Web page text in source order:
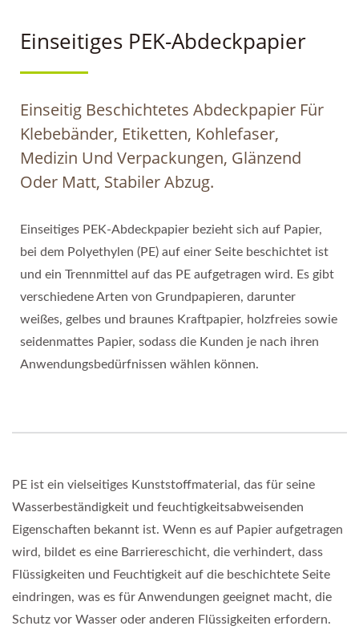
Einseitiges PEK-Abdeckpapier
Einseitig Beschichtetes Abdeckpapier Für
Klebebänder, Etiketten, Kohlefaser,
Medizin Und Verpackungen, Glänzend
Oder Matt, Stabiler Abzug.
Einseitiges PEK-Abdeckpapier bezieht sich auf Papier,
bei dem Polyethylen (PE) auf einer Seite beschichtet ist
und ein Trennmittel auf das PE aufgetragen wird. Es gibt
verschiedene Arten von Grundpapieren, darunter
weißes, gelbes und braunes Kraftpapier, holzfreies sowie
seidenmattes Papier, sodass die Kunden je nach ihren
Anwendungsbedürfnissen wählen können.
PE ist ein vielseitiges Kunststoffmaterial, das für seine
Wasserbeständigkeit und feuchtigkeitsabweisenden
Eigenschaften bekannt ist. Wenn es auf Papier aufgetragen
wird, bildet es eine Barriereschicht, die verhindert, dass
Flüssigkeiten und Feuchtigkeit auf die beschichtete Seite
eindringen, was es für Anwendungen geeignet macht, die
Schutz vor Wasser oder anderen Flüssigkeiten erfordern.